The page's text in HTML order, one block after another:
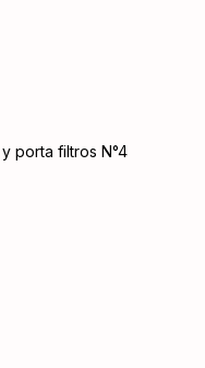
porta filtros N°4